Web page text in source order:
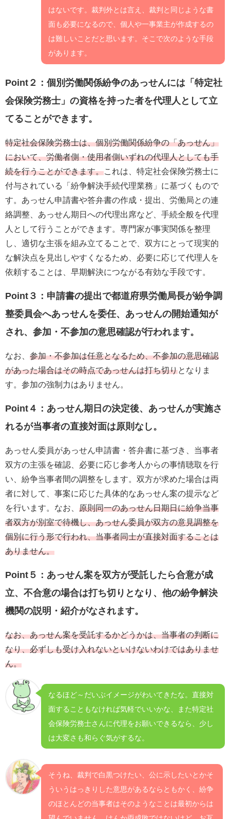
はないです。裁判外とは言え、裁判と同じような書
面も必要になるので、個人や一事業主が作成するの
は難しいことだと思います。そこで次のような手段
があります。
Point２：個別労働関係紛争のあっせんには「特定社
会保険労務士」の資格を持った者を代理人として立
てることができます。
特定社会保険労務士は、個別労働関係紛争の「あっせん」
において、労働者側・使用者側いずれの代理人としても手
続を行うことができます。 これは、特定社会保険労務士に
付与されている「紛争解決手続代理業務」に基づくもので
す。あっせん申請書や答弁書の作成・提出、労働局との連
絡調整、あっせん期日への代理出席など、手続全般を代理
人として行うことができます。専門家が事実関係を整理
し、適切な主張を組み立てることで、双方にとって現実的
な解決点を見出しやすくなるため、必要に応じて代理人を
依頼することは、早期解決につながる有効な手段です。
Point３：申請書の提出で都道府県労働局長が紛争調
整委員会へあっせんを委任、あっせんの開始通知が
され、参加・不参加の意思確認が行われます。
なお、 参加・不参加は任意となるため、不参加の意思確認
があった場合はその時点であっせんは打ち切りとなりま
す。参加の強制力はありません。
Point４：あっせん期日の決定後、あっせんが実施さ
れるが当事者の直接対面は原則なし。
あっせん委員があっせん申請書・答弁書に基づき、当事者
双方の主張を確認、必要に応じ参考人からの事情聴取を行
い、紛争当事者間の調整をします。双方が求めた場合は両
者に対して、事案に応じた具体的なあっせん案の提示など
を行います。なお、 原則同一のあっせん日期日に紛争当事
者双方が別室で待機し、あっせん委員が双方の意見調整を
個別に行う形で行われ、当事者同士が直接対面することは
ありません。
Point５：あっせん案を双方が受託したら合意が成
立、不合意の場合は打ち切りとなり、他の紛争解決
機関の説明・紹介がなされます。
なお、あっせん案を受託するかどうかは、当事者の判断に
なり、必ずしも受け入れないといけないわけではありませ
ん。
なるほど～だいぶイメージがわいてきたな。直接対
面することもなければ気軽でいいかな、また特定社
会保険労務士さんに代理をお願いできるなら、少し
は大変さも和らぐ気がするな。
そうね、裁判で白黒つけたい、公に示したいとかそ
ういうはっきりした意思があるならともかく、紛争
のほとんどの当事者はそのようなことは最初からは